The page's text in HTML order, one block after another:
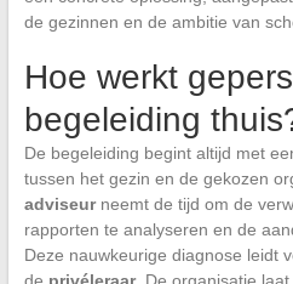
de gezinnen en de ambitie van
Hoe werkt
begeleiding
De begeleiding begint altijd met
tussen het gezin en de gekozen
adviseurneemt de tijd om de
rapporten te analyseren en de
Deze nauwkeurige diagnose leidt